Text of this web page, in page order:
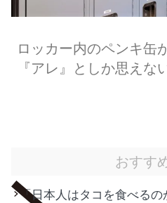
ロッカー内のペンキ缶
『アレ』としか思えな
おすす
「日本人はタコを食べる